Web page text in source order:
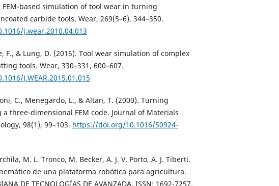
based simulation of tool wear in turning
carbide tools. Wear, 269(5–6), 344–350.
j.wear.2010.04.013
F., & Lung, D. (2015). Tool wear simulation of complex
tools. Wear, 330–331, 600–607.
J.WEAR.2015.01.015
C., Menegardo, L., & Altan, T. (2000). Turning
three-dimensional FEM code. Journal of Materials
98(1), 99–103. https://doi.org/10.1016/S0924-
M. L. Tronco, M. Becker, A. J. V. Porto, A. J. Tiberti.
de una plataforma robótica para agricultura.
DE TECNOLOGÍAS DE AVANZADA, ISSN: 1692-7257.